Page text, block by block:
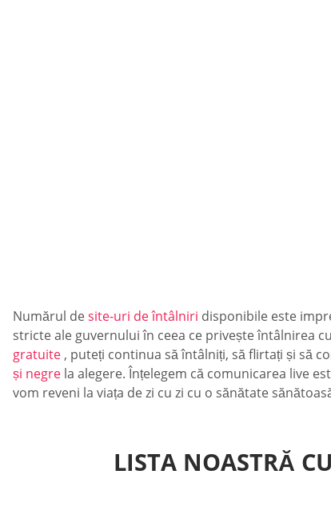
Numărul desite-uri de întâlniri disponibile este
stricte ale guvernului în ceea ce privește întâlnirea
gratuite , puteți continua să întâlniți, să flirtați și să
și negre la alegere. Înțelegem că comunicarea live
vom reveni la viața de zi cu zi cu o sănătate
LISTA NOASTRĂ